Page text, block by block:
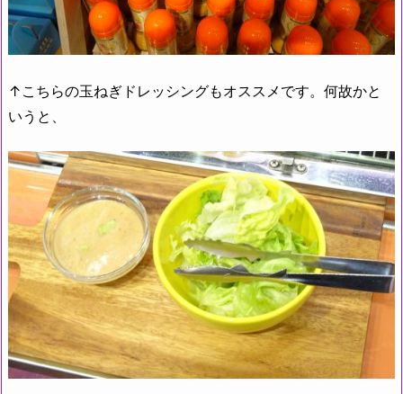
↑こちらの玉ねぎドレッシングもオススメです。何故かと
いうと、